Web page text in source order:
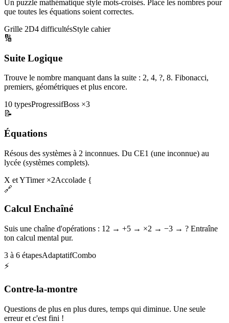
Un puzzle mathématique style mots-croisés. Place les nombres pour
que toutes les équations soient correctes.
Grille 2D4 difficultésStyle cahier
🔢
Suite Logique
Trouve le nombre manquant dans la suite : 2, 4, ?, 8. Fibonacci,
premiers, géométriques et plus encore.
10 typesProgressifBoss ×3
📝
Équations
Résous des systèmes à 2 inconnues. Du CE1 (une inconnue) au
lycée (systèmes complets).
X et YTimer ×2Accolade {
🔗
Calcul Enchaîné
Suis une chaîne d'opérations : 12 → +5 → ×2 → −3 → ? Entraîne
ton calcul mental pur.
3 à 6 étapesAdaptatifCombo
⚡
Contre-la-montre
Questions de plus en plus dures, temps qui diminue. Une seule
erreur et c'est fini !